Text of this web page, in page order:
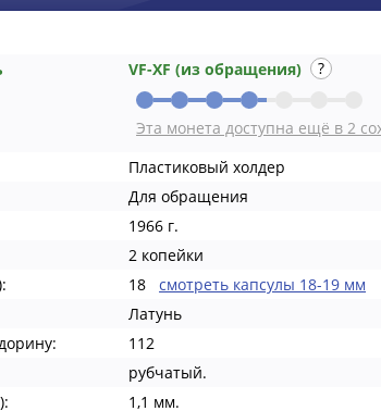
VF-XF (из обращения)
Эта монета доступна ещё в 2
Пластиковый холдер
Для обращения
1966 г.
2 копейки
18
смотреть капсулы 18-19 мм
Латунь
112
рубчатый.
1,1 мм.